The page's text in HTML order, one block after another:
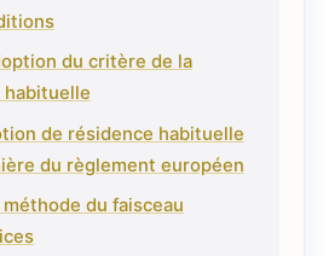
du critère de la
habituelle
de résidence habituelle
du règlement européen
méthode du faisceau